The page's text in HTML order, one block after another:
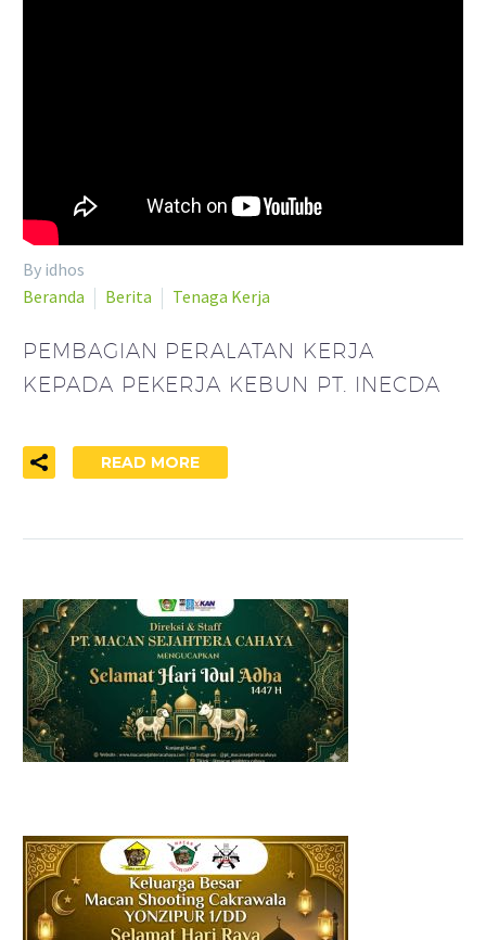
By idhos
Beranda
Berita Tenaga Kerja
PEMBAGIAN PERALATAN KERJA
KEPADA PEKERJA KEBUN PT. INECDA
READ MORE